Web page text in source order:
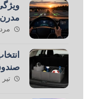
مدرن
مرداد
تیر ۳۰, ۱۴۰۵